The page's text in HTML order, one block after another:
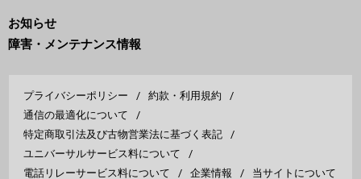
お知らせ
障害・メンテナンス情報
プライバシーポリシー
約款・利用規約
通信の最適化について
特定商取引法及び古物営業法に基づく表記
ユニバーサルサービス料について
電話リレーサービス料について
企業情報 当サイトについて